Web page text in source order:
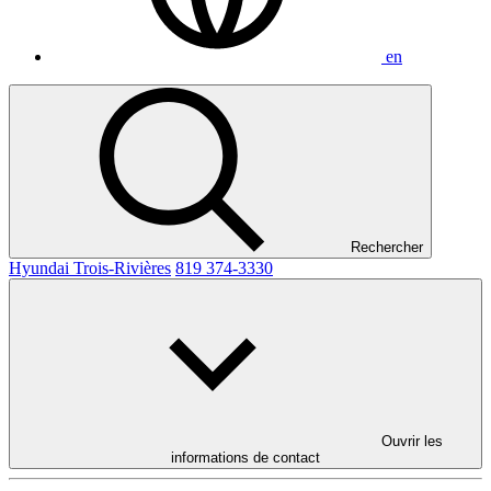
en
Rechercher
Hyundai Trois-Rivières 819 374-3330
Ouvrir les
informations de contact